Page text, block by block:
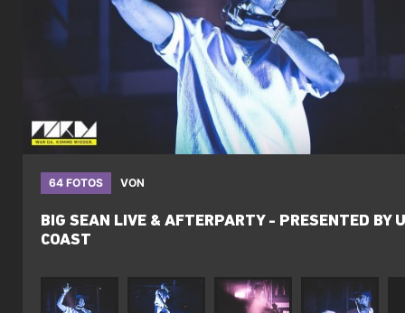
64 FOTOS VON
BIG SEAN LIVE & AFTERPARTY - PRESENTED BY
COAST